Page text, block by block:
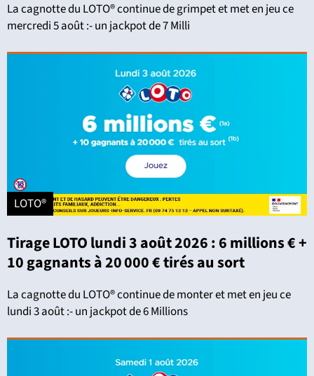
La cagnotte du LOTO® continue de grimpet et met en jeu ce
mercredi 5 août :- un jackpot de 7 Milli
LOTO®
Tirage LOTO lundi 3 août 2026 : 6 millions € +
10 gagnants à 20 000 € tirés au sort
La cagnotte du LOTO® continue de monter et met en jeu ce
lundi 3 août :- un jackpot de 6 Millions